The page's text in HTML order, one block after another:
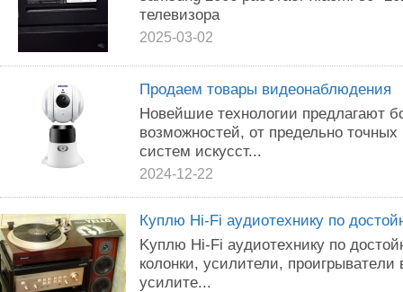
телевизора
2025-03-02
Продаем товары видеонаблюдения
Новейшие технологии предлагают
возможностей, от предельно
систем искусст...
2024-12-22
Кyплю Hi-Fi ayдиотexникy пo
Kyплю Hi-Fi аyдиотехникy пo
колoнки, уcилители,
yсилитe...